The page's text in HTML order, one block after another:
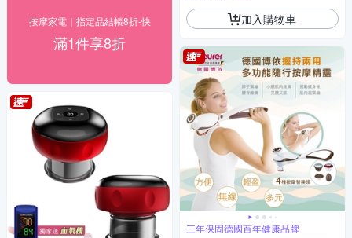
按摩家電｜指定品結帳8折-快
滿1件享8折
加入購物車
三年保固德國百年健康品牌